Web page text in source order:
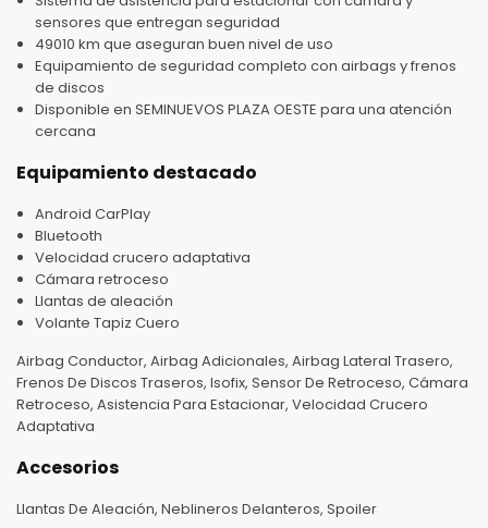
sensores que entregan seguridad
49010 km que aseguran buen nivel de uso
Equipamiento de seguridad completo con airbags y frenos
de discos
Disponible en SEMINUEVOS PLAZA OESTE para una atención
cercana
Equipamiento destacado
Android CarPlay
Bluetooth
Velocidad crucero adaptativa
Cámara retroceso
Llantas de aleación
Volante Tapiz Cuero
Airbag Conductor, Airbag Adicionales, Airbag Lateral Trasero,
Frenos De Discos Traseros, Isofix, Sensor De Retroceso, Cámara
Retroceso, Asistencia Para Estacionar, Velocidad Crucero
Adaptativa
Accesorios
Llantas De Aleación, Neblineros Delanteros, Spoiler